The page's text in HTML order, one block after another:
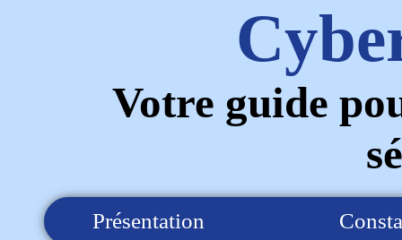
Votre guide
Présentation